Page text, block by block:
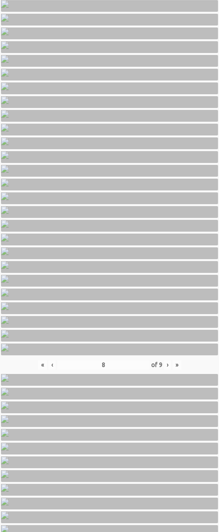
« ‹ of 9 › »